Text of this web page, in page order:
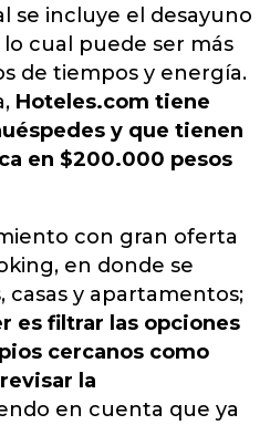
se incluye el desayuno
cual puede ser más
de tiempos y energía.
Hoteles.com tiene
y que tienen
en $200.000 pesos
con gran oferta
en donde se
y apartamentos;
es filtrar las opciones
cercanos como
la
en cuenta que ya